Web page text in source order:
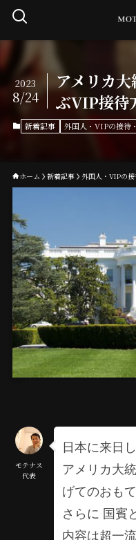
アメリカ
ぶVIP接待
2023
8/24
新着記事 外国人・VIPの接待
ホーム 新着記事 外国人・VIPの
モテナス
代表
日本に来日
アメリカ大
げてのおも
さらに 国賓
内容は超一流